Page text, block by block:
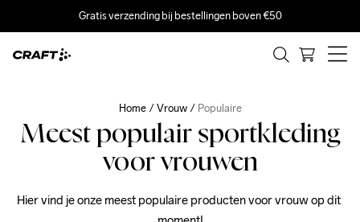
Gratis verzending bij bestellingen boven €50
Home Vrouw Populaire
Meest populair sportkleding
voor vrouwen
Hier vind je onze meest populaire producten voor vrouw op dit